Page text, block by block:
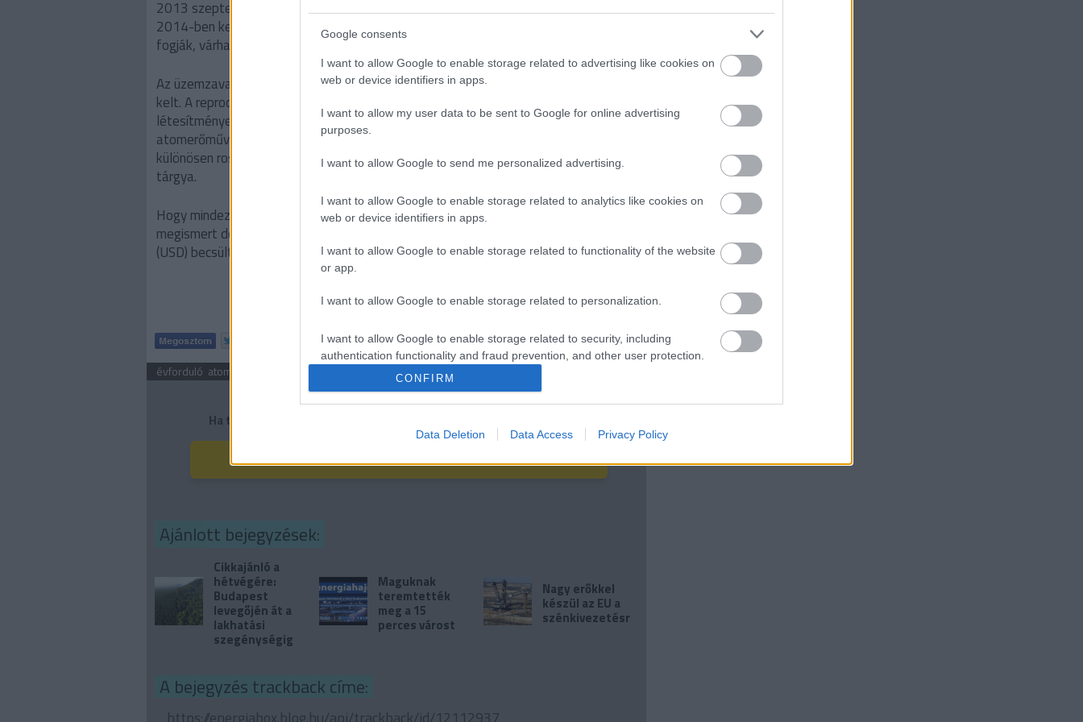
Google consents
I want to allow Google to enable storage related to advertising like cookies on
web or device identifiers in apps.
I want to allow my user data to be sent to Google for online advertising
purposes.
I want to allow Google to send me personalized advertising.
I want to allow Google to enable storage related to analytics like cookies on
web or device identifiers in apps.
I want to allow Google to enable storage related to functionality of the website
or app.
I want to allow Google to enable storage related to personalization.
I want to allow Google to enable storage related to security, including
authentication functionality and fraud prevention, and other user protection.
CONFIRM
Data Deletion Data Access Privacy Policy
2013 szeptemberében kezdődhetnek, a szállításra, újabb engedélyezés után,
2014-ben kerülhet sor. A tervek alapján a sérült üzemanyagot
fogják, várhatóan
Az üzemzavarban megsérült fűtőelemek sorsának ezen megoldása aggályokat
kelt. A reprocesszáló üzemek a nukleáris vertikum leginkább szennyező
létesítményei (radioaktív kibocsátásaik nagyságrendekkel meghaladják az
atomerőművek kibocsátásait), Mayak pedig nemcsak történelméből fakadóan
különösen rossz hírű hely, hanem a jelenlegi környezeti teljesítménye is kritikák
tárgya.
Hogy mindez mennyibe kerül összességében, azt nem tudjuk, a korábban általunk
megismert dokumentum 2005-ben ennek a forgatókönyvnek 6-8 millió dollárra
(USD) becsülte a költségeit.
évforduló atomerőmű üzemzavar
Ha tetszett a cikk, kérjük, hogy támogasd a munkánkat! Köszönjük!
TÁMOGASS!
Ajánlott bejegyzések:
Cikkajánló a
hétvégére:
Budapest
levegőjén át a
lakhatási
szegénységig
Maguknak
teremtették
meg a 15
perces várost
Nagy erőkkel
készül az EU a
szénkivezetésre
A bejegyzés trackback címe:
https://energiabox.blog.hu/api/trackback/id/12112937
Egyéb
Feedek
RSS 2.0
bejegyzések
,kommentek